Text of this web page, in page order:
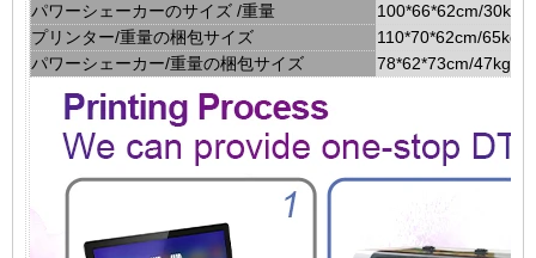
パワーシェーカーのサイズ /重量
100*66*62cm/30kg
プリンター/重量の梱包サイズ
110*70*62cm/65kg
パワーシェーカー/重量の梱包サイズ
78*62*73cm/47kg